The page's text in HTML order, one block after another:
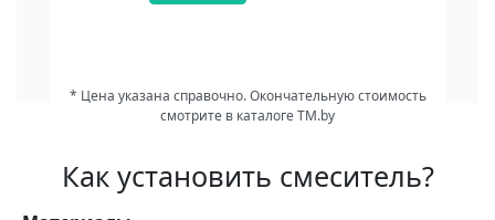
* Цена указана справочно. Окончательную стоимость
смотрите в каталоге TM.by
Как установить смеситель?